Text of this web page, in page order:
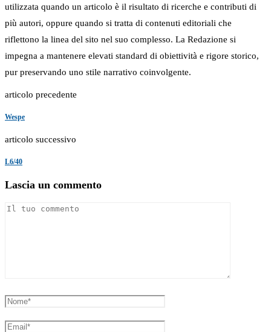
utilizzata quando un articolo è il risultato di ricerche e contributi di
più autori, oppure quando si tratta di contenuti editoriali che
riflettono la linea del sito nel suo complesso. La Redazione si
impegna a mantenere elevati standard di obiettività e rigore storico,
pur preservando uno stile narrativo coinvolgente.
articolo precedente
Wespe
articolo successivo
L6/40
Lascia un commento